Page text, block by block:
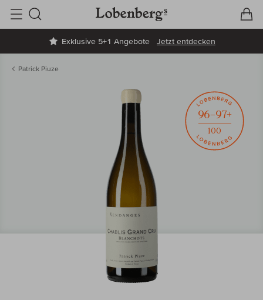
Exklusive 5+1 Angebote Jetzt entdecken
Suche
Patrick Piuze
96–97+
100